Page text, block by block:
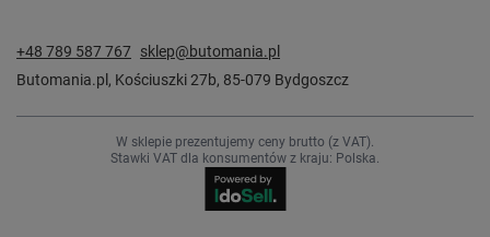
+48 789 587 767 sklep@butomania.pl
Butomania.pl , Kościuszki 27b, 85-079 Bydgoszcz
W sklepie prezentujemy ceny brutto (z VAT).
Stawki VAT dla konsumentów z kraju: Polska.